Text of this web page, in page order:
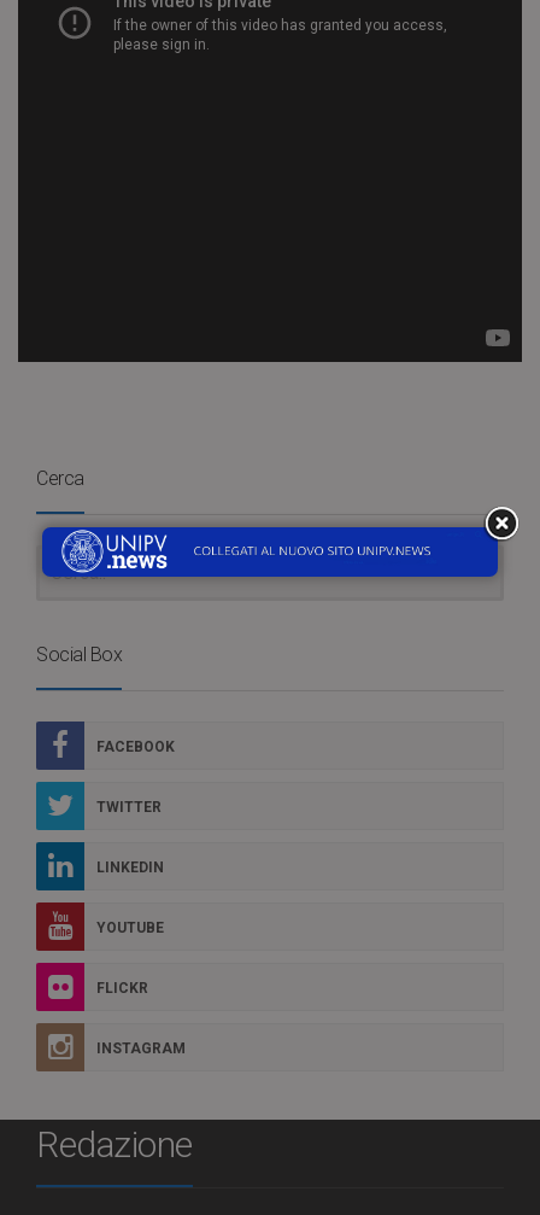
Cerca
Social Box
FACEBOOK
TWITTER
LINKEDIN
YOUTUBE
FLICKR
INSTAGRAM
Redazione